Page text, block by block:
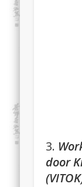
3.
door